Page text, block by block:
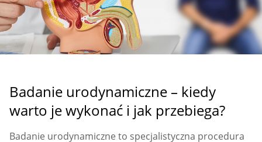
Badanie urodynamiczne – kiedy
warto je wykonać i jak przebiega?
Badanie urodynamiczne to specjalistyczna procedura